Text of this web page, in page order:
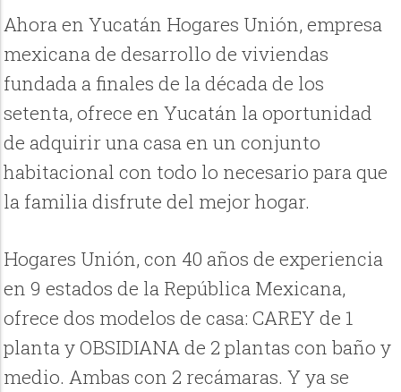
Ahora en Yucatán Hogares Unión, empresa
mexicana de desarrollo de viviendas
fundada a finales de la década de los
setenta, ofrece en Yucatán la oportunidad
de adquirir una casa en un conjunto
habitacional con todo lo necesario para que
la familia disfrute del mejor hogar.
Hogares Unión, con 40 años de experiencia
en 9 estados de la República Mexicana,
ofrece dos modelos de casa: CAREY de 1
planta y OBSIDIANA de 2 plantas con baño y
medio. Ambas con 2 recámaras. Y ya se